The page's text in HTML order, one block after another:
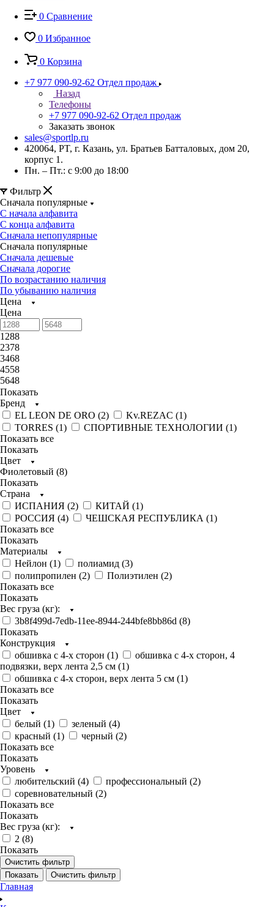
0 Сравнение
0 Избранное
0 Корзина
+7 977 090-92-62 Отдел продаж
Назад
Телефоны
+7 977 090-92-62 Отдел продаж
Заказать звонок
sales@sportlp.ru
420064, PT, г. Казань, ул. Братьев Батталовых, дом 20,
корпус 1.
Пн. – Пт.: с 9:00 до 18:00
Фильтр
Сначала популярные
С начала алфавита
С конца алфавита
Сначала непопулярные
Сначала популярные
Сначала дешевые
Сначала дорогие
По возрастанию наличия
По убыванию наличия
Цена
Цена
1288
2378
3468
4558
5648
Показать
Бренд
EL LEON DE ORO (2) Kv.REZAC (1)
TORRES (1) СПОРТИВНЫЕ ТЕХНОЛОГИИ (1)
Показать все
Показать
Цвет
Фиолетовый (8)
Показать
Страна
ИСПАНИЯ (2) КИТАЙ (1)
РОССИЯ (4) ЧЕШСКАЯ РЕСПУБЛИКА (1)
Показать все
Показать
Материалы
Нейлон (1) полиамид (3)
полипропилен (2) Полиэтилен (2)
Показать все
Показать
Вес груза (кг):
3b8f499d-7edb-11ee-8944-244bfe8bb86d (8)
Показать
Конструкция
обшивка с 4-х сторон (1)
обшивка с 4-х сторон, 4
подвязки, верх лента 2,5 см (1)
обшивка с 4-х сторон, верх лента 5 см (1)
Показать все
Показать
Цвет
белый (1) зеленый (4)
красный (1) черный (2)
Показать все
Показать
Уровень
любительский (4) профессиональный (2)
соревновательный (2)
Показать все
Показать
Вес груза (кг):
2 (8)
Показать
Очистить фильтр
Показать
Очистить фильтр
Главная